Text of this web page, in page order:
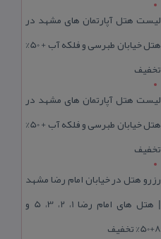
لیست هتل آپارتمان های مشهد در
هتل خیابان طبرسی و فلکه آب + 50%
تخفیف
لیست هتل آپارتمان های مشهد در
هتل خیابان طبرسی و فلکه آب + 50%
تخفیف
رزرو هتل در خیابان امام رضا مشهد
| هتل‌ های امام رضا 1، 2، 3، 5 و
8+50% تخفیف